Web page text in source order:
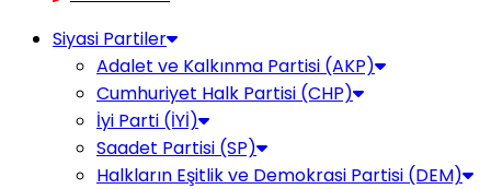
Siyasi Partiler
Adalet ve Kalkınma Partisi (AKP)
Cumhuriyet Halk Partisi (CHP)
İyi Parti (İYİ)
Saadet Partisi (SP)
Halkların Eşitlik ve Demokrasi Partisi (DEM)